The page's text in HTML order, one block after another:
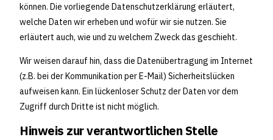
können. Die vorliegende Datenschutzerklärung erläutert,
welche Daten wir erheben und wofür wir sie nutzen. Sie
erläutert auch, wie und zu welchem Zweck das geschieht.
Wir weisen darauf hin, dass die Datenübertragung im Internet
(z.B. bei der Kommunikation per E-Mail) Sicherheitslücken
aufweisen kann. Ein lückenloser Schutz der Daten vor dem
Zugriff durch Dritte ist nicht möglich.
Hinweis zur verantwortlichen Stelle